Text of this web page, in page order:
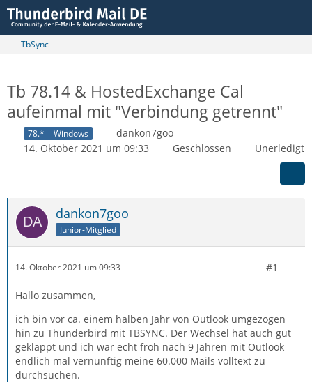
TbSync
Tb 78.14 & HostedExchange Cal
aufeinmal mit "Verbindung getrennt"
78.* Windows
dankon7goo
14. Oktober 2021 um 09:33
Geschlossen Unerledigt
dankon7goo
Junior-Mitglied
14. Oktober 2021 um 09:33 #1
Hallo zusammen,
ich bin vor ca. einem halben Jahr von Outlook umgezogen
hin zu Thunderbird mit TBSYNC. Der Wechsel hat auch gut
geklappt und ich war echt froh nach 9 Jahren mit Outlook
endlich mal vernünftig meine 60.000 Mails volltext zu
durchsuchen.